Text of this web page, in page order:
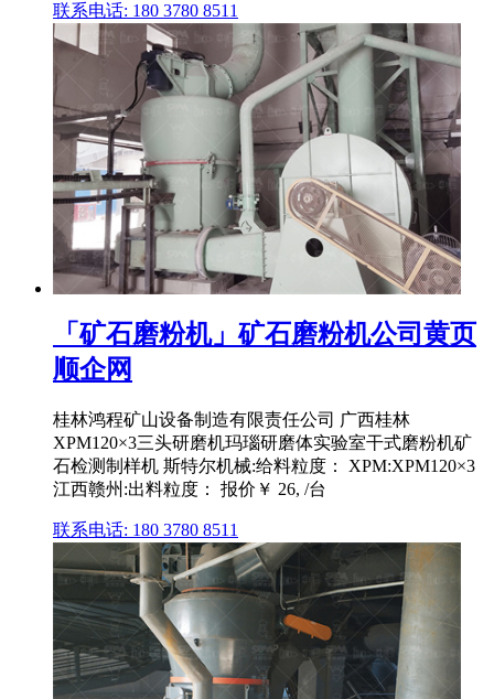
联系电话: 180 3780 8511
「矿石磨粉机」矿石磨粉机公司黄页
顺企网
桂林鸿程矿山设备制造有限责任公司 广西桂林
XPM120×3三头研磨机玛瑙研磨体实验室干式磨粉机矿
石检测制样机 斯特尔机械:给料粒度： XPM:XPM120×3
江西赣州:出料粒度： 报价￥ 26, /台
联系电话: 180 3780 8511